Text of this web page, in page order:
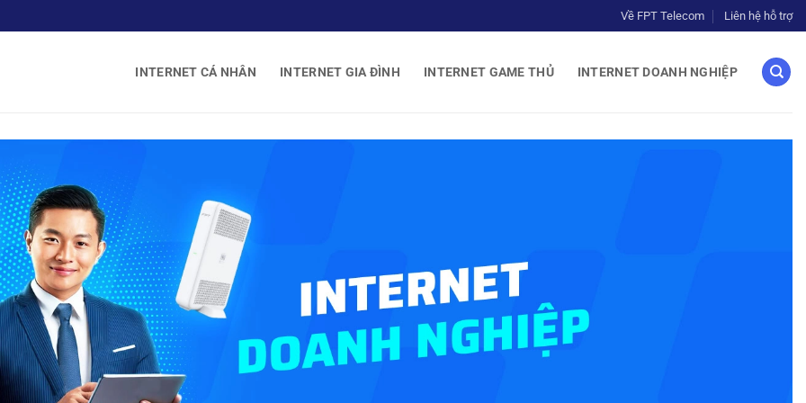
Về FPT Telecom Liên hệ hỗ trợ
INTERNET CÁ NHÂN INTERNET GIA ĐÌNH INTERNET GAME THỦ INTERNET DOANH NGHIỆP